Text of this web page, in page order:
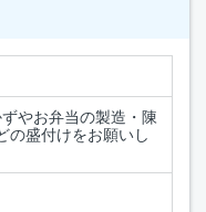
やお弁当の製造・陳
の盛付けをお願いし